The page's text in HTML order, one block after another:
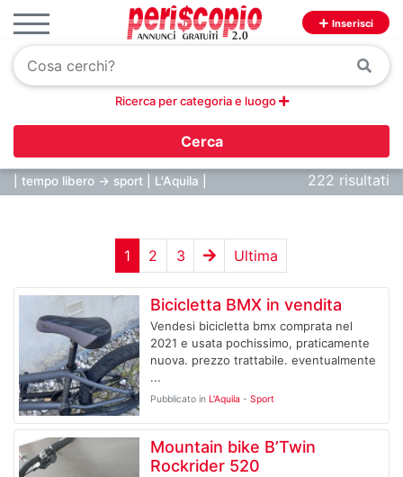
Inserisci
Ricerca per categoria e luogo
Cerca
| tempo libero -> sport | L'Aquila | 222 risultati
1 2 3 Ultima
Bicicletta BMX in vendita
Vendesi bicicletta bmx comprata nel
2021 e usata pochissimo, praticamente
nuova. prezzo trattabile. eventualmente
...
Pubblicato in L'Aquila - Sport
Mountain bike B’Twin
Rockrider 520